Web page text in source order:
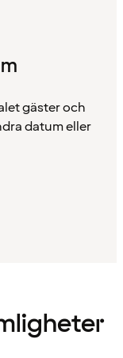
gäster och
datum eller